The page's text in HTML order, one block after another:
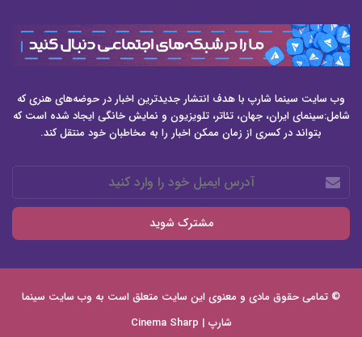
وب سایت سینما شارپ با هدف انتشار جدیدترین اخبار در حوضه‌های هنری که
شامل:سینمای ایران، جهان، تئاتر، تلویزیون و نمایش خانگی ایجاد شده است که
بتواند در کسری از زمان ممکن اخبار را به مخاطبان خود منتقل کند.
آدرس
ایمیل
خود
وارد
© تمامی حقوق مادی و معنوی این سایت متعلق است به وب سایت سینما
شارپ | Cinema Sharp